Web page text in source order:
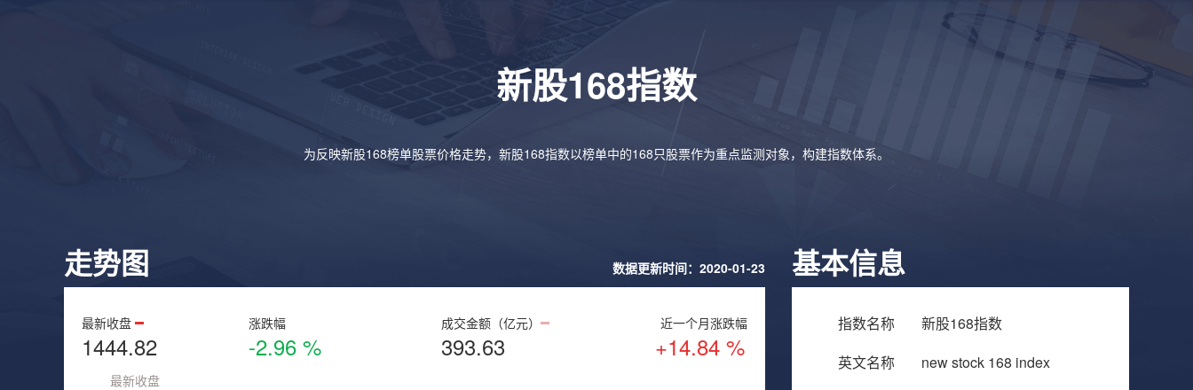
新股168指数
为反映新股168榜单股票价格走势，新股168指数以榜单中的168只股票作为重点监测对象，构建指数体系。
走势图 数据更新时间：2020-01-23
最新收盘
1444.82
涨跌幅
-2.96 %
成交金额（亿元）
393.63
近一个月涨跌幅
+14.84 %
基本信息
指数名称
新股168指数
英文名称
new stock 168 index